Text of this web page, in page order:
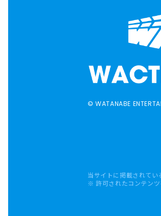
© WATANABE
当サイトに掲載されてい
※ 許可されたコンテンツ